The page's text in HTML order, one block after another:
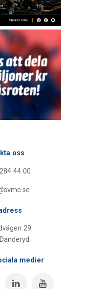
oss
44 00
29
medier